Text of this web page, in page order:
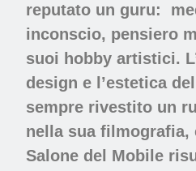
reputato un guru:
inconscio, pensiero
suoi hobby artistici.
design e l’estetica
sempre rivestito un
nella sua filmografia,
Salone del Mobile